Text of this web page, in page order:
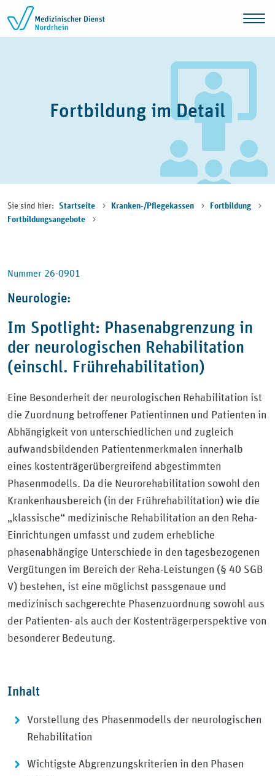
Zum Inhalt springen
Fortbildung im Detail
Sie sind hier: Startseite Kranken-/Pflegekassen
Fortbildung
Fortbildungsangebote
Nummer 26-0901
Neurologie:
Im Spotlight: Phasenabgrenzung in
der neurologischen Rehabilitation
(einschl. Frührehabilitation)
Eine Besonderheit der neurologischen Rehabilitation ist
die Zuordnung betroffener Patientinnen und Patienten in
Abhängigkeit von unterschiedlichen und zugleich
aufwandsbildenden Patientenmerkmalen innerhalb
eines kostenträgerübergreifend abgestimmten
Phasenmodells. Da die Neurorehabilitation sowohl den
Krankenhausbereich (in der Frührehabilitation) wie die
„klassische“ medizinische Rehabilitation an den Reha-
Einrichtungen umfasst und zudem erhebliche
phasenabhängige Unterschiede in den tagesbezogenen
Vergütungen im Bereich der Reha-Leistungen (§ 40 SGB
V) bestehen, ist eine möglichst passgenaue und
medizinisch sachgerechte Phasenzuordnung sowohl aus
der Patienten- als auch der Kostenträgerperspektive von
besonderer Bedeutung.
Inhalt
Vorstellung des Phasenmodells der neurologischen
Rehabilitation
Wichtigste Abgrenzungskriterien in den Phasen